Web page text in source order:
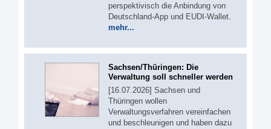
perspektivisch die Anbindung von
Deutschland-App und EUDI-Wallet.
mehr...
Sachsen/Thüringen: Die
Verwaltung soll schneller werden
[16.07.2026] Sachsen und
Thüringen wollen
Verwaltungsverfahren vereinfachen
und beschleunigen und haben dazu